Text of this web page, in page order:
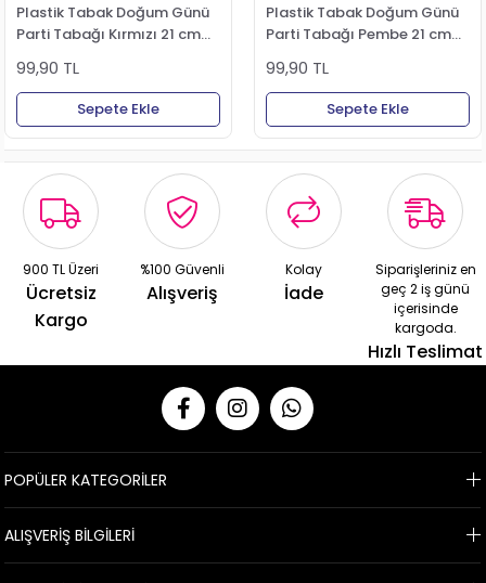
Plastik Tabak Doğum Günü
Parti Tabağı Kırmızı 21 cm
99,90 TL
Sepete Ekle
Plastik Tabak Doğum Günü
Parti Tabağı Pembe 21 cm
99,90 TL
Sepete Ekle
900 TL Üzeri
Ücretsiz
Kargo
%100 Güvenli
Alışveriş
Kolay
İade
Siparişleriniz en
geç 2 iş günü
içerisinde
kargoda.
Hızlı Teslimat
POPÜLER KATEGORİLER
ALIŞVERİŞ BİLGİLERİ